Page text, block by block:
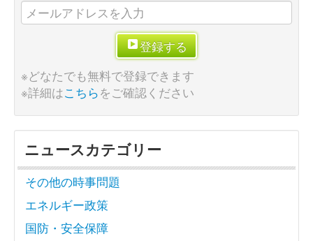
登録する
※どなたでも無料で登録できます
※詳細はこちらをご確認ください
ニュースカテゴリー
その他の時事問題
エネルギー政策
国防・安全保障